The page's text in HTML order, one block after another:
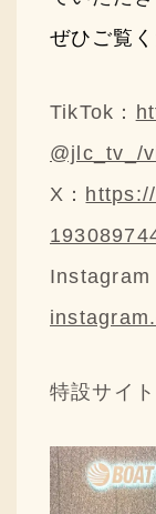
Q&A
ぜひご覧く
TikTok：
@jlc_tv_/
X：
Instagram
特設サイ